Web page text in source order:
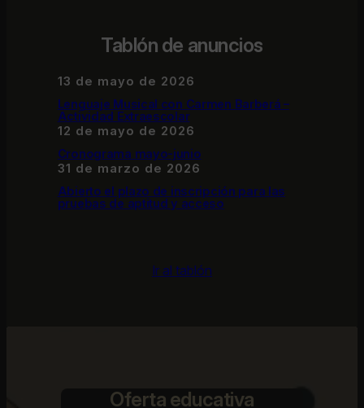
Tablón de anuncios
13 de mayo de 2026
Lenguaje Musical con Carmen Barberá –
Actividad Extraescolar
12 de mayo de 2026
Cronograma mayo-junio
31 de marzo de 2026
Abierto el plazo de inscripción para las
pruebas de aptitud y acceso
Ir al tablón
Oferta educativa